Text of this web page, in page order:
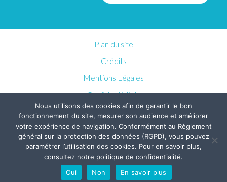
Plan du site
Crédits
Mentions Légales
Confidentialités
Nous utilisons des cookies afin de garantir le bon
fonctionnement du site, mesurer son audience et améliorer
votre expérience de navigation. Conformément au Règlement
général sur la protection des données (RGPD), vous pouvez
paramétrer l’utilisation des cookies. Pour en savoir plus,
consultez notre politique de confidentialité.
Oui
Non En savoir plus